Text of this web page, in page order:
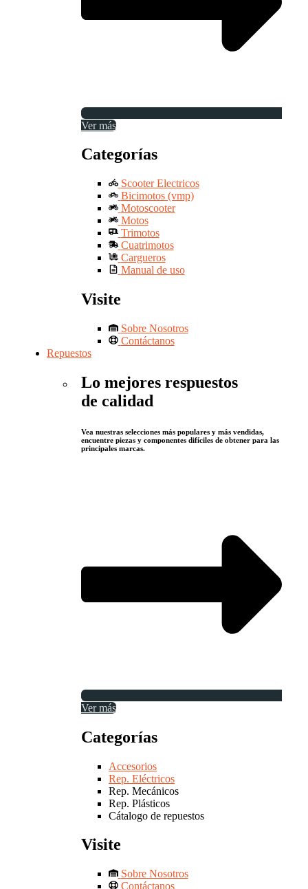
Ver más
Categorías
Scooter Electricos
Bicimotos (vmp)
Motoscooter
Motos
Trimotos
Cuatrimotos
Cargueros
Manual de uso
Visite
Sobre Nosotros
Contáctanos
Repuestos
Lo mejores respuestos
de calidad
Vea nuestras selecciones más populares y más vendidas,
encuentre piezas y componentes difíciles de obtener para las
principales marcas.
Ver más
Categorías
Accesorios
Rep. Eléctricos
Rep. Mecánicos
Rep. Plásticos
Cátalogo de repuestos
Visite
Sobre Nosotros
Contáctanos